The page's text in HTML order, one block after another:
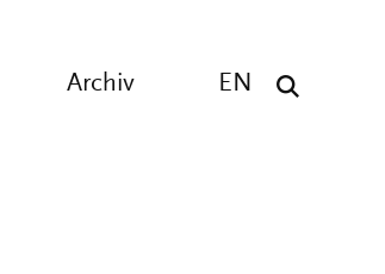
EN
Archiv